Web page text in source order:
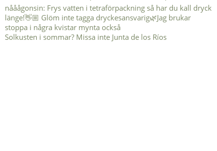
Solkusten i sommar? Missa inte Junta de los Ríos